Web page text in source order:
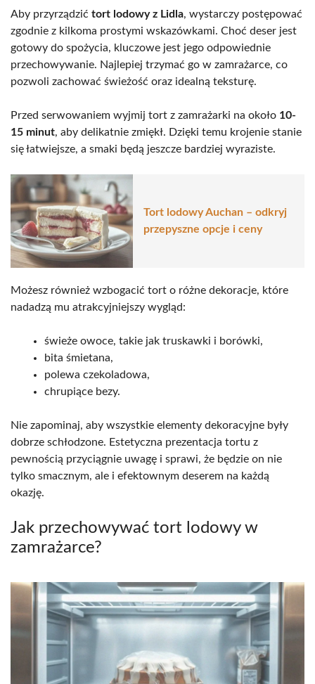
Aby przyrządzić tort lodowy z Lidla, wystarczy postępować
zgodnie z kilkoma prostymi wskazówkami. Choć deser jest
gotowy do spożycia, kluczowe jest jego odpowiednie
przechowywanie. Najlepiej trzymać go w zamrażarce, co
pozwoli zachować świeżość oraz idealną teksturę.
Przed serwowaniem wyjmij tort z zamrażarki na około 10-
15 minut, aby delikatnie zmiękł. Dzięki temu krojenie stanie
się łatwiejsze, a smaki będą jeszcze bardziej wyraziste.
Tort lodowy Auchan – odkryj
przepyszne opcje i ceny
Możesz również wzbogacić tort o różne dekoracje, które
nadadzą mu atrakcyjniejszy wygląd:
świeże owoce, takie jak truskawki i borówki,
bita śmietana,
polewa czekoladowa,
chrupiące bezy.
Nie zapominaj, aby wszystkie elementy dekoracyjne były
dobrze schłodzone. Estetyczna prezentacja tortu z
pewnością przyciągnie uwagę i sprawi, że będzie on nie
tylko smacznym, ale i efektownym deserem na każdą
okazję.
Jak przechowywać tort lodowy w
zamrażarce?